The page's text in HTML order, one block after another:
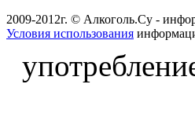
2009-2012г. © Алкоголь.Су -
Условия использования